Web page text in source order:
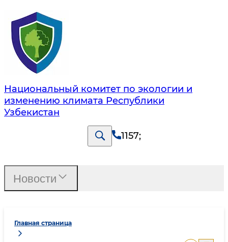
Национальный комитет по экологии и
изменению климата Республики
Узбекистан
1157;
Главная страница
Новости